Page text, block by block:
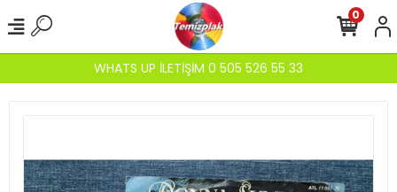
WHATS UP İLETİŞİM 0 505 526 55 33
0